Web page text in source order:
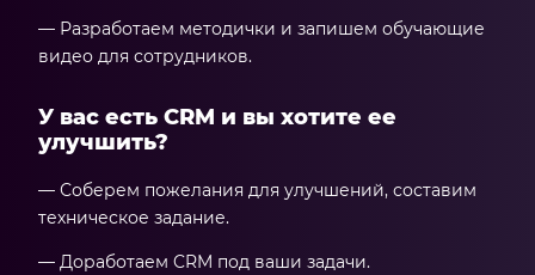
— Разработаем методички и запишем обучающие
видео для сотрудников.
У вас есть CRM и вы хотите ее
улучшить?
— Соберем пожелания для улучшений, составим
техническое задание.
— Доработаем CRM под ваши задачи.